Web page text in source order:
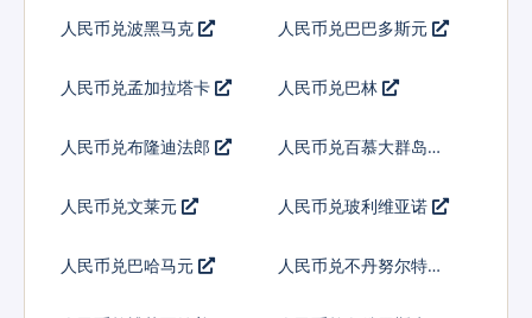
人民币兑波黑马克 人民币兑巴巴多斯元
人民币兑孟加拉塔卡 人民币兑巴林
人民币兑布隆迪法郎 人民币兑百慕大群岛元
人民币兑文莱元 人民币兑玻利维亚诺
人民币兑巴哈马元
人民币兑不丹努尔特鲁